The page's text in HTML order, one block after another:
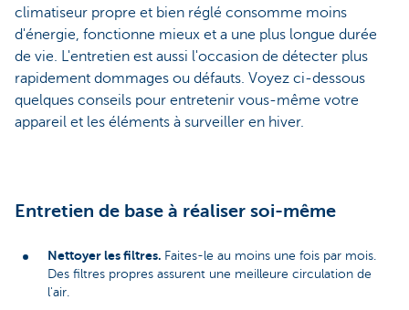
climatiseur propre et bien réglé consomme moins
d'énergie, fonctionne mieux et a une plus longue durée
de vie. L'entretien est aussi l'occasion de détecter plus
rapidement dommages ou défauts. Voyez ci-dessous
quelques conseils pour entretenir vous-même votre
appareil et les éléments à surveiller en hiver.
Entretien de base à réaliser soi-même
Nettoyer les filtres. Faites-le au moins une fois par mois.
Des filtres propres assurent une meilleure circulation de
l'air.